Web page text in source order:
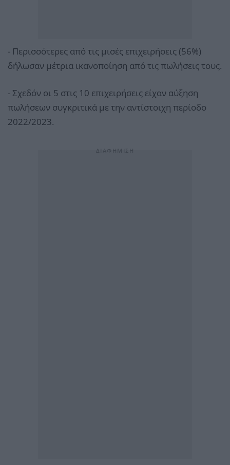
- Περισσότερες από τις μισές επιχειρήσεις (56%)
δήλωσαν μέτρια ικανοποίηση από τις πωλήσεις τους.
- Σχεδόν οι 5 στις 10 επιχειρήσεις είχαν αύξηση
πωλήσεων συγκριτικά με την αντίστοιχη περίοδο
2022/2023.